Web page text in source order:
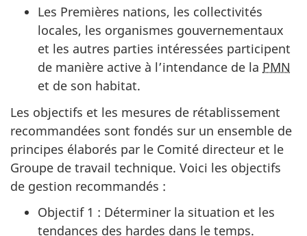
Les Premières nations, les collectivités
locales, les organismes gouvernementaux
et les autres parties intéressées participent
de manière active à l’intendance de la PMN
et de son habitat.
Les objectifs et les mesures de rétablissement
recommandées sont fondés sur un ensemble de
principes élaborés par le Comité directeur et le
Groupe de travail technique. Voici les objectifs
de gestion recommandés :
Objectif 1 : Déterminer la situation et les
tendances des hardes dans le temps.